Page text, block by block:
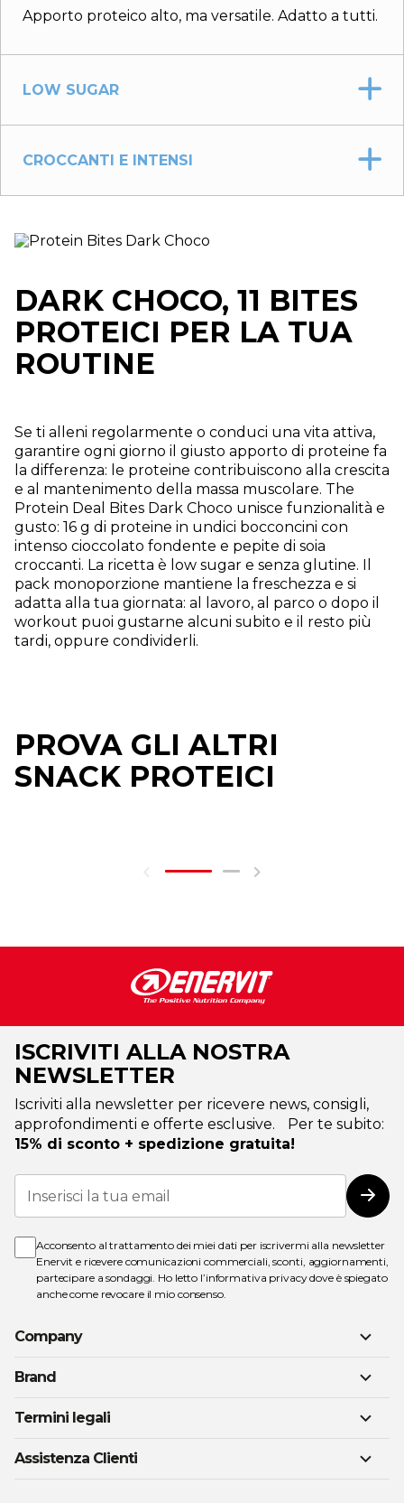
Apporto proteico alto, ma versatile. Adatto a tutti.
LOW SUGAR
CROCCANTI E INTENSI
DARK CHOCO, 11 BITES
PROTEICI PER LA TUA
ROUTINE
Se ti alleni regolarmente o conduci una vita attiva,
garantire ogni giorno il giusto apporto di proteine fa
la differenza: le proteine contribuiscono alla crescita
e al mantenimento della massa muscolare. The
Protein Deal Bites Dark Choco unisce funzionalità e
gusto: 16 g di proteine in undici bocconcini con
intenso cioccolato fondente e pepite di soia
croccanti. La ricetta è low sugar e senza glutine. Il
pack monoporzione mantiene la freschezza e si
adatta alla tua giornata: al lavoro, al parco o dopo il
workout puoi gustarne alcuni subito e il resto più
tardi, oppure condividerli.
PROVA GLI ALTRI
SNACK PROTEICI
ISCRIVITI ALLA NOSTRA
NEWSLETTER
Iscriviti alla newsletter per ricevere news, consigli,
approfondimenti e offerte esclusive. Per te subito:
15% di sconto + spedizione gratuita!
Iscriviti
alla
nostra
Acconsento al trattamento dei miei dati per iscrivermi alla newsletter
Enervit e ricevere comunicazioni commerciali, sconti, aggiornamenti,
partecipare a sondaggi. Ho letto l’informativa privacydove è spiegato
anche come revocare il mio consenso.
Company
Brand
Termini legali
Assistenza Clienti